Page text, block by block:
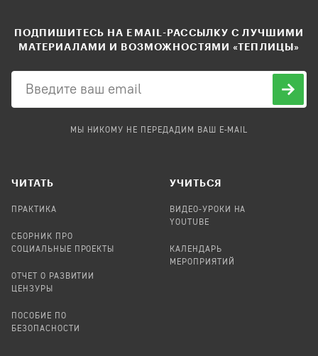
ПОДПИШИТЕСЬ НА EMAIL-РАССЫЛКУ С ЛУЧШИМИ
МАТЕРИАЛАМИ И ВОЗМОЖНОСТЯМИ «ТЕПЛИЦЫ»
МЫ НИКОМУ НЕ ПЕРЕДАДИМ ВАШ E-MAIL
ЧИТАТЬ
ПРАКТИКА
СБОРНИК ПРО
СОЦИАЛЬНЫЕ ПРОЕКТЫ
ОТЧЕТ О РАЗВИТИИ
ЦЕНЗУРЫ
ПОСОБИЕ ПО
БЕЗОПАСНОСТИ
УЧИТЬСЯ
ВИДЕО-УРОКИ НА
YOUTUBE
КАЛЕНДАРЬ
МЕРОПРИЯТИЙ